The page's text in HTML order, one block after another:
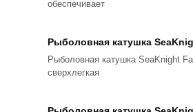
обеспечивает
Рыболовная катушка
Рыболовная катушка SeaKnight
сверхлегкая